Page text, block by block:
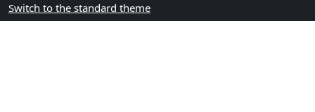
Switch to the standard theme